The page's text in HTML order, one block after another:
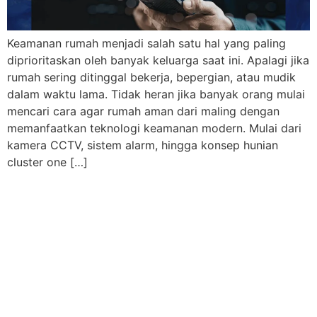
Keamanan rumah menjadi salah satu hal yang paling
diprioritaskan oleh banyak keluarga saat ini. Apalagi jika
rumah sering ditinggal bekerja, bepergian, atau mudik
dalam waktu lama. Tidak heran jika banyak orang mulai
mencari cara agar rumah aman dari maling dengan
memanfaatkan teknologi keamanan modern. Mulai dari
kamera CCTV, sistem alarm, hingga konsep hunian
cluster one […]